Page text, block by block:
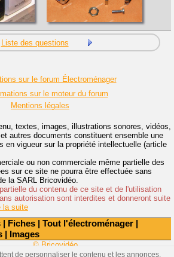
| Fiches | Tout l'électroménager |
| Images
Liste des questions
sur le forum Électroménager
sur le moteur du forum
Mentions légales
textes, images, illustrations sonores, vidéos,
autres documents constituent ensemble une
en vigueur sur la propriété intellectuelle (article
ou non commerciale même partielle des
sur ce site ne pourra être effectuée sans
la SARL Bricovidéo.
du contenu de ce site et de l'utilisation
autorisation sont interdites et donneront suite
suite
© Bricovidéo
de personnaliser le contenu et les annonces,